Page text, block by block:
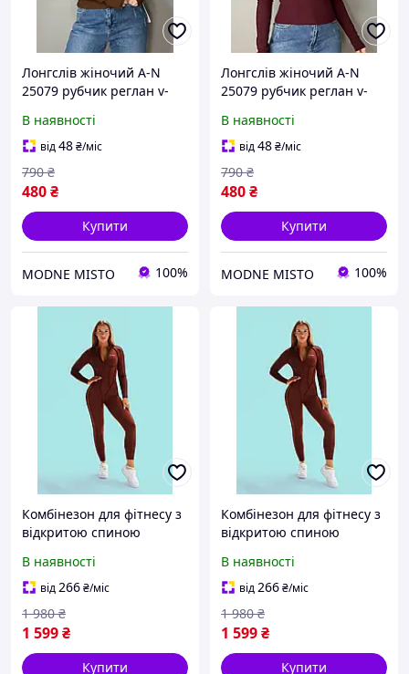
Лонгслів жіночий A-N
25079 рубчик реглан v-
корсетні шви one size,
коричневий, one size
В наявності
від48₴/міс
480₴
790 ₴
Купити
MODNE MISTO 100%
Лонгслів жіночий A-N
25079 рубчик реглан v-
корсетні шви one size,
бордовий, one size
В наявності
від48₴/міс
480₴
790 ₴
Купити
MODNE MISTO 100%
Комбінезон для фітнесу з
відкритою спиною
зовнішніми швами
шоколадний на блискавці
без пушап обтислий S
В наявності
від266₴/міс
1 599₴
1 980 ₴
Купити
Комбінезон для фітнесу з
відкритою спиною
зовнішніми швами
шоколадний на блискавці
без пушап обтислий M
В наявності
від266₴/міс
1 599₴
1 980 ₴
Купити